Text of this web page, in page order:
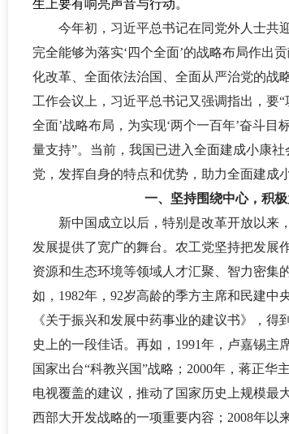
生上要有响亮声音与行动。
今年初，习近平总书记在同党外人士共
完全能够为落实‘四个全面’的战略布局作出
化改革、全面依法治国、全面从严治党的战
工作会议上，习近平总书记又强调指出，要
全面’战略布局，为实现‘两个一百年’奋斗
量支持”。当前，我国已进入全面建成小康
党，发挥自身的特点和优势，助力全面建成
一、坚持围绕中心，积
新中国成立以后，特别是改革开放以来
发展提供了宽广的舞台。农工党坚持把发展
资源和生态环境等领域人才汇聚、智力密集
如， 1982年， 92岁高龄的季方主席和民建中
《关于振兴和发展中药事业的建议书》，
史上的一段佳话。再如， 1991年，卢嘉锡主
国家出台“科教兴国”战略； 2000年，蒋正华
电视覆盖的建议，推动了国家历史上规模
西部大开发战略的一项重要内容； 2008年以